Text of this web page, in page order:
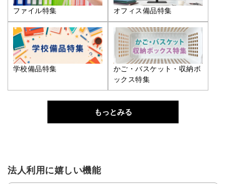
ファイル特集 オフィス備品特集
学校備品特集
かご・バスケット・収納ボ
ックス特集
もっとみる
法人利用に嬉しい機能